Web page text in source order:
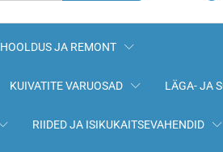
HOOLDUS JA REMONT
KUIVATITE VARUOSAD LÄGA- JA
RIIDED JA ISIKUKAITSEVAHENDID